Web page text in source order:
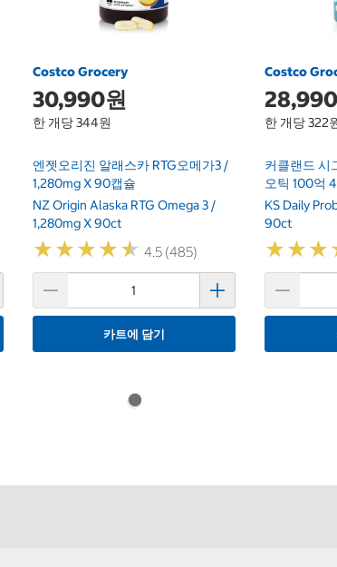
Costco Grocery
30,990원
한 개당 344원
엔젯오리진 알래스카 RTG오메가3 /
1,280mg X 90캡슐
NZ Origin Alaska RTG Omega 3 /
1,280mg X 90ct
★★★★★
★★★★★ 4.5 (485)
카트에 담기
Costco
한 개당 322
커클랜드 시
오틱 100억
KS Daily
90ct
★★★
★★★